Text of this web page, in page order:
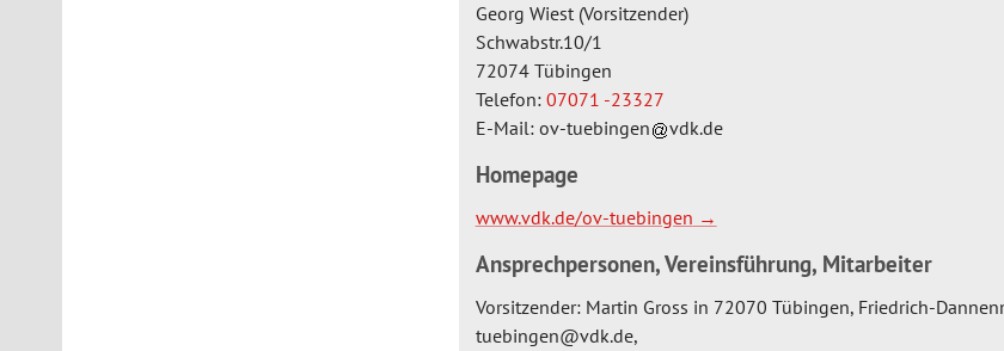
Georg Wiest (Vorsitzender)
Schwabstr.10/1
72074 Tübingen
Telefon: 07071 -23327
E-Mail: ov-tuebingen vdk.de
Homepage
www.vdk.de/ov-tuebingen
Ansprechpersonen, Vereinsführung, Mitarbeiter
Vorsitzender: Martin Gross in 72070 Tübingen, Friedrich-
tuebingen@vdk.de,